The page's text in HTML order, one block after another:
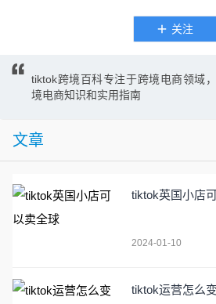
关注
tiktok跨境百科专注于跨境电商领域
境电商知识和实用指南
文章
tiktok英国小店
2024-01-10
tiktok运营怎么